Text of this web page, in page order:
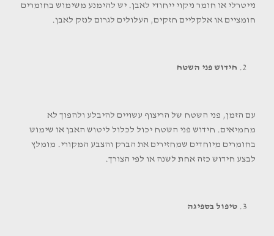
נייטרלי או חומר ניקוי ייחודי לאבן. יש להימנע משימוש בחומרים
חומציים או אלקליים חזקים, העלולים לגרום לנזק לאבן.
חידוש פני השטח
עם הזמן, פני השטח של הריצוף עשויים להיבלע ולהפוך לא
מחמיאים. חידוש פני השטח יכול לכלול ליטוש האבן או שימוש
בחומרים מיוחדים שמחזירים את הברק והצבע המקורי. מומלץ
לבצע חידוש כזה אחת לשנה או לפי הצורך.
טיפול בספיגה